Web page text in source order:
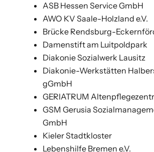
ASB Hessen Service GmbH
AWO KV Saale-Holzland e.V.
Brücke Rendsburg-
Damenstift am Luitpoldpark
Diakonie Sozialwerk Lausitz
Diakonie-Werkstätten
gGmbH
GERIATRUM
GSM Gerusia
GmbH
Kieler Stadtkloster
Lebenshilfe Bremen e.V.